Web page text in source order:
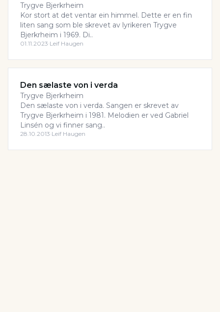
Trygve Bjerkrheim
Kor stort at det ventar ein himmel. Dette er en fin
liten sang som ble skrevet av lyrikeren Trygve
Bjerkrheim i 1969. Di..
01.11.2023·Leif Haugen
Den sælaste von i verda
Trygve Bjerkrheim
Den sælaste von i verda. Sangen er skrevet av
Trygve Bjerkrheim i 1981. Melodien er ved Gabriel
Linsén og vi finner sang..
28.10.2013·Leif Haugen